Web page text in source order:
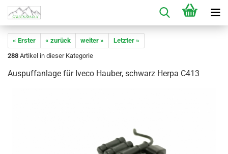
« Erster « zurück weiter »
Letzter »
288 Artikel in dieser Kategorie
Auspuffanlage für Iveco Hauber, schwarz Herpa C413